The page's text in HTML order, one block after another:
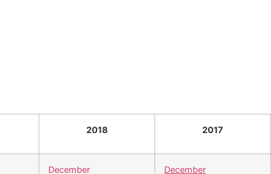
2018 2017
December December